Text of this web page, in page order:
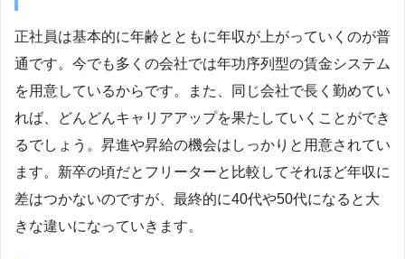
正社員は基本的に年齢とともに年収が上がっていくのが普
通です。今でも多くの会社では年功序列型の賃金システム
を用意しているからです。また、同じ会社で長く勤めてい
れば、どんどんキャリアアップを果たしていくことができ
るでしょう。昇進や昇給の機会はしっかりと用意されてい
ます。新卒の頃だとフリーターと比較してそれほど年収に
差はつかないのですが、最終的に40代や50代になると大
きな違いになっていきます。